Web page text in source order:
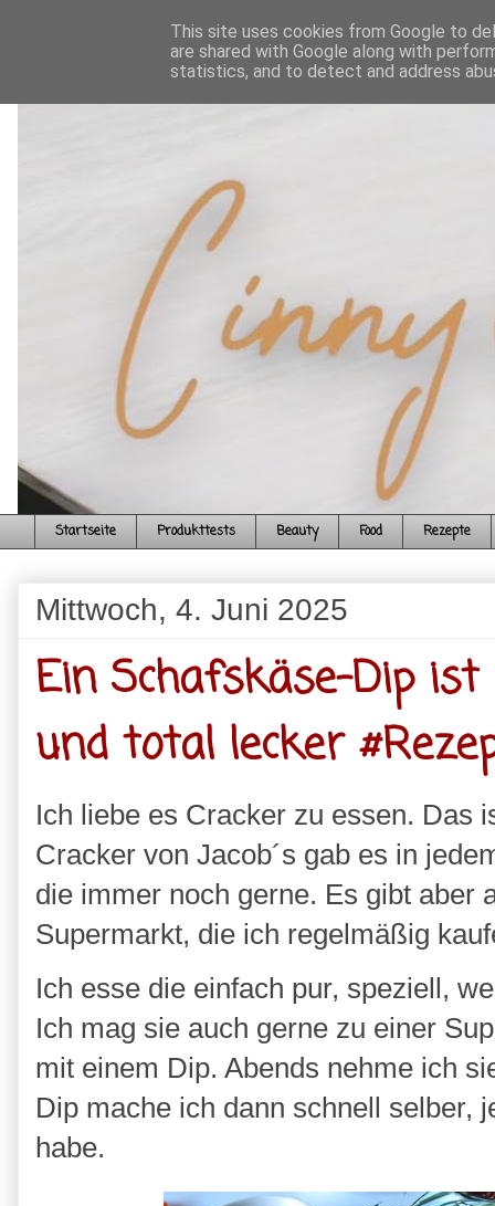
Startseite Produkttests Beauty Food Rezepte
Mittwoch, 4. Juni 2025
Ein Schafskäse-Dip
und total lecker
Ich liebe es Cracker zu essen. Das
Cracker von Jacob´s gab es in
die immer noch gerne. Es gibt aber
Supermarkt, die ich regelmäßig
Ich esse die einfach pur, speziell,
Ich mag sie auch gerne zu einer
mit einem Dip. Abends nehme ich
Dip mache ich dann schnell selber,
habe.
This site uses cookies from Google to
are shared with Google along with
statistics, and to detect and address